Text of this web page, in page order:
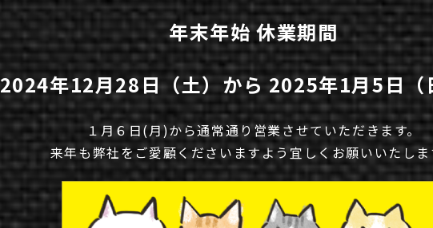
年末年始 休業期間
2024年12月28日（土）から 2025年1月5日（
１月６日(月)から通常通り営業させていただきます。
来年も弊社をご愛顧くださいますよう宜しくお願いいたしま